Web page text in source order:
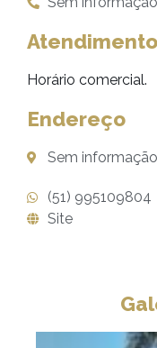
Atendimento
Horário comercial.
Endereço
Sem informação
(51) 995109804
Site